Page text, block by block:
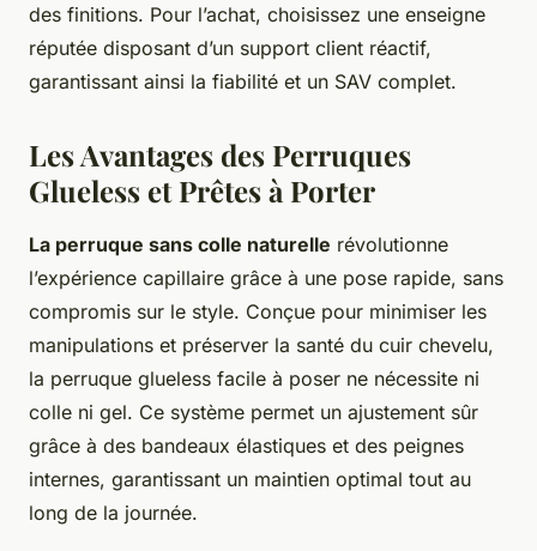
des finitions. Pour l’achat, choisissez une enseigne
réputée disposant d’un support client réactif,
garantissant ainsi la fiabilité et un SAV complet.
Les Avantages des Perruques
Glueless et Prêtes à Porter
La perruque sans colle naturelle révolutionne
l’expérience capillaire grâce à une pose rapide, sans
compromis sur le style. Conçue pour minimiser les
manipulations et préserver la santé du cuir chevelu,
la perruque glueless facile à poser ne nécessite ni
colle ni gel. Ce système permet un ajustement sûr
grâce à des bandeaux élastiques et des peignes
internes, garantissant un maintien optimal tout au
long de la journée.